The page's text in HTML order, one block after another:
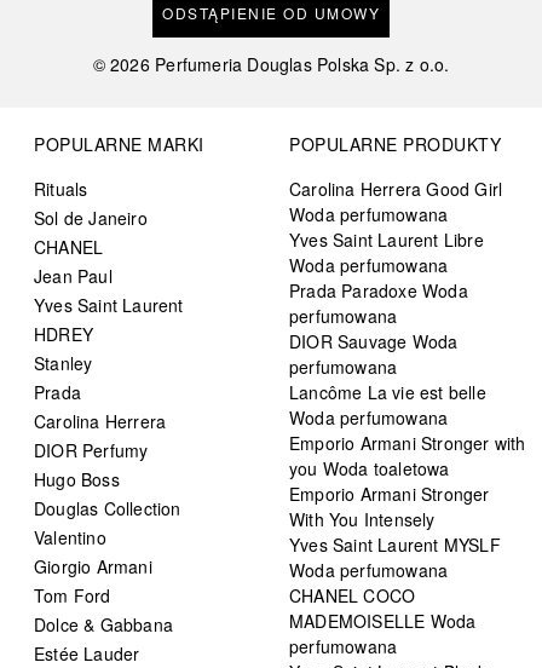
ODSTĄPIENIE OD UMOWY
©2026 Perfumeria Douglas Polska Sp. z o.o.
POPULARNE MARKI
Rituals
Sol de Janeiro
CHANEL
Jean Paul
Yves Saint Laurent
HDREY
Stanley
Prada
Carolina Herrera
DIOR Perfumy
Hugo Boss
Douglas Collection
Valentino
Giorgio Armani
Tom Ford
Dolce & Gabbana
Estée Lauder
POPULARNE PRODUKTY
Carolina Herrera Good Girl
Woda perfumowana
Yves Saint Laurent Libre
Woda perfumowana
Prada Paradoxe Woda
perfumowana
DIOR Sauvage Woda
perfumowana
Lancôme La vie est belle
Woda perfumowana
Emporio Armani Stronger with
you Woda toaletowa
Emporio Armani Stronger
With You Intensely
Yves Saint Laurent MYSLF
Woda perfumowana
CHANEL COCO
MADEMOISELLE Woda
perfumowana